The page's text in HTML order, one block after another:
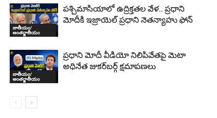
జాతీయం/
అంతర్జాతీయం
పశ్చిమాసియాలో ఉద్రిక్తతల వేళ.. ప్రధాని
మోదీకి ఇజ్రాయెల్ ప్రధాని నెతన్యాహు ఫోన్
జాతీయం/
అంతర్జాతీయం
ప్రధాని మోదీ వీడియో నిలిపివేతపై మెటా
అధినేత జుకర్‌బర్గ్‌ క్షమాపణలు